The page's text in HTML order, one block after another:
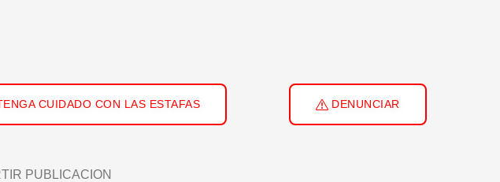
CUIDADO CON LAS ESTAFAS DENUNCIAR
PUBLICACION